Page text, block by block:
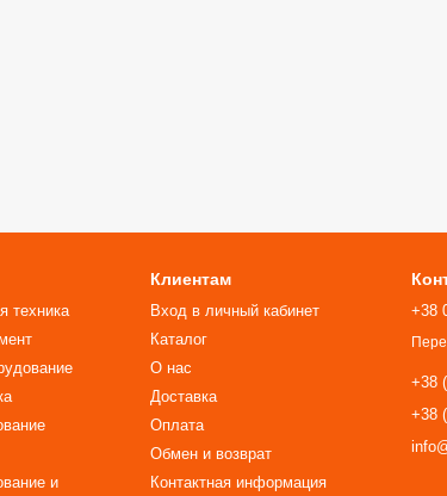
техника
и
Клиентам
Вход в личный кабинет
Каталог
О нас
Доставка
Оплата
Обмен и возврат
Контактная информация
+38
+38
+38